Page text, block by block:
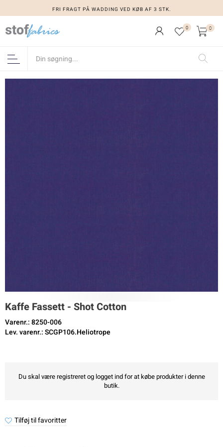
FRI FRAGT PÅ WADDING VED KØB AF 3 STK.
0 0
Kaffe Fassett - Shot Cotton
Varenr.: 8250-006
Lev. varenr.: SCGP106.Heliotrope
Du skal være registreret og logget ind for at købe produkter i denne
butik.
Tilføj til favoritter